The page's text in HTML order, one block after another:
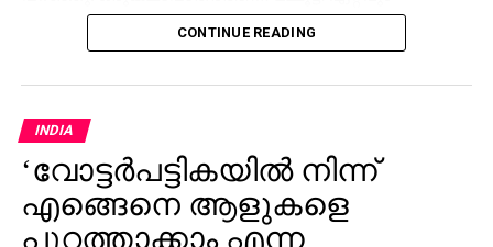
അനുയോജ്യനാണെന്ന് തോന്നിയതിനാല്‍
എക്‌സിക്യൂട്ടീവ് പ്രൊഡ്യൂസര്‍ വിവേക് ദാമോദരന്‍
പൃഥ്വിരാജും ആ വേഷം മമ്മൂക്ക ചെയ്യണം എന്ന്
നിര്‍ദേശിച്ചതെന്നും അദ്ദേഹം വെളിപ്പെടുത്തി. ജിതിന്‍
കെ. ജോസ് പറഞ്ഞു പോലെ, വിനായകന്‍ അവതരിപ്പിച്ച
വേഷം തന്നെയാണ് ആദ്യം പൃഥ്വിരാജിന്
പരിഗണിച്ചത്. മമ്മൂട്ടി കമ്പനി നിര്‍മിച്ച ‘കളങ്കാവല്‍’
CONTINUE READING
INDIA
‘വോട്ടര്‍പട്ടികയില്‍ നിന്ന്
എങ്ങെനെ ആളുകളെ
പുറത്താക്കാം എന്ന